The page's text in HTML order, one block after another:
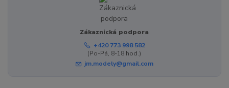
Zákaznická podpora
+420 773 998 582
(Po-Pá, 8-18 hod.)
jm.modely@gmail.com